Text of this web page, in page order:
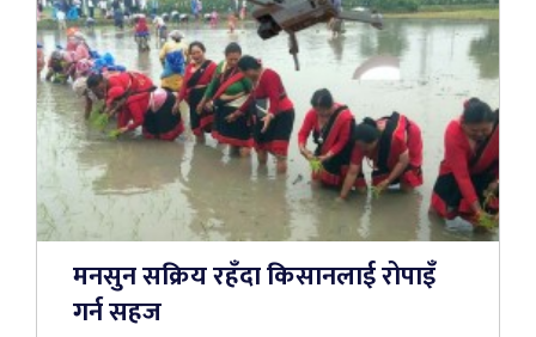
मनसुन सक्रिय रहँदा किसानलाई रोपाइँ
गर्न सहज